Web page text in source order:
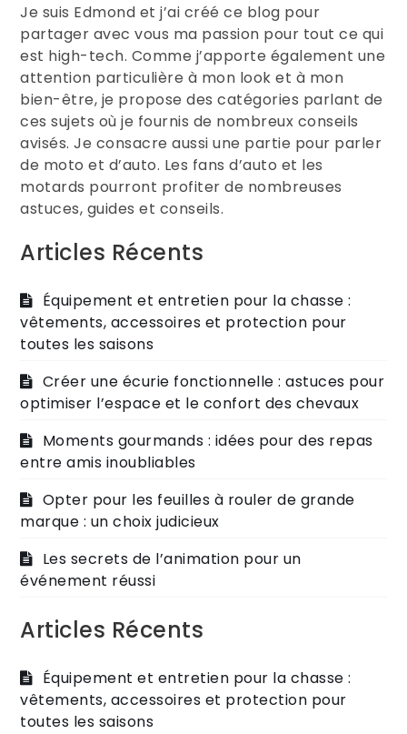
Je suis Edmond et j’ai créé ce blog pour
partager avec vous ma passion pour tout ce qui
est high-tech. Comme j’apporte également une
attention particulière à mon look et à mon
bien-être, je propose des catégories parlant de
ces sujets où je fournis de nombreux conseils
avisés. Je consacre aussi une partie pour parler
de moto et d’auto. Les fans d’auto et les
motards pourront profiter de nombreuses
astuces, guides et conseils.
Articles Récents
Équipement et entretien pour la chasse :
vêtements, accessoires et protection pour
toutes les saisons
Créer une écurie fonctionnelle : astuces pour
optimiser l’espace et le confort des chevaux
Moments gourmands : idées pour des repas
entre amis inoubliables
Opter pour les feuilles à rouler de grande
marque : un choix judicieux
Les secrets de l’animation pour un
événement réussi
Articles Récents
Équipement et entretien pour la chasse :
vêtements, accessoires et protection pour
toutes les saisons